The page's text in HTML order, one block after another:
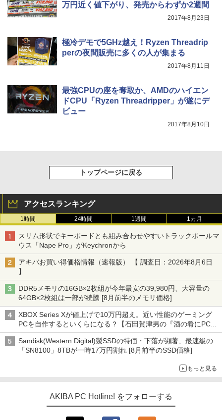
万円近く値下がり、発売からわずか2週間
2017年8月23日
極冷デモで5GHz越え！Ryzen Threadrip
perの夜間販売に多くの人が集まる
2017年8月11日
最強CPUの座を奪取か、AMDのハイエン
ドCPU「Ryzen Threadripper」が遂にデ
ビュー
2017年8月10日
トップページに戻る
アクセスランキング
1時間 24時間 1週間 1カ月
スリム形状でキーボードとも組み合わせやすいトラックボールマ
ウス「Nape Pro」がKeychronから
アキバお買い得価格情報（速報版） 【 調査日：2026年8月6日
】
DDR5メモリの16GB×2枚組が今年最安の39,980円、大容量の
64GB×2枚組は一部が続騰 [8月前半のメモリ価格]
XBOX Series Xが値上げで10万円超え。近い性能のゲーミング
PCを自作するといくらになる？【石田賀津男の『酒の肴にPCゲ
ーム』】
Sandisk(Western Digital)製SSDの特価・下落が顕著、最速級の
「SN8100」8TBが一時17万円割れ [8月前半のSSD価格]
もっと見る
AKIBA PC Hotline! をフォローする